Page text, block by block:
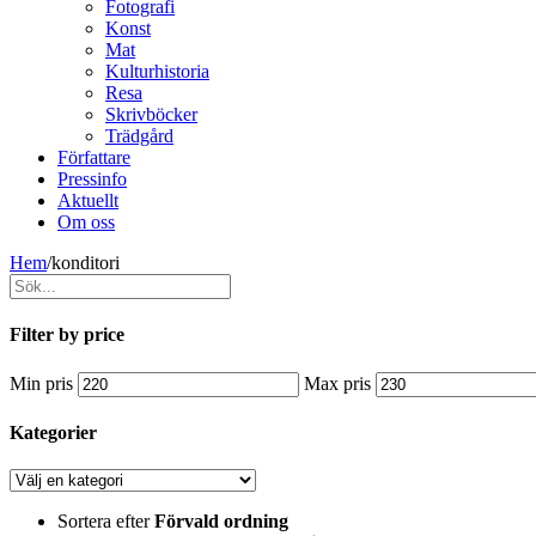
Fotografi
Konst
Mat
Kulturhistoria
Resa
Skrivböcker
Trädgård
Författare
Pressinfo
Aktuellt
Om oss
Hem/konditori
Filter by price
Min pris Max pris
Kategorier
Sortera efterFörvald ordning